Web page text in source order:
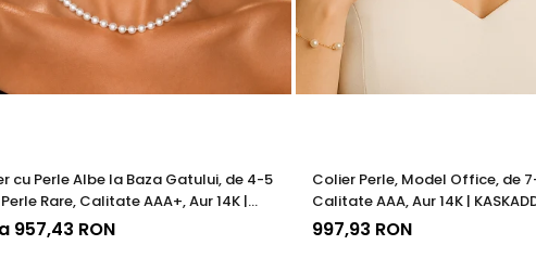
cu Perle Albe la Baza Gatului, de 4-5
Rare, Calitate AAA+, Aur 14K |
957,43 RON
Colier Perle, Model Office, de
Calitate AAA, Aur 14K |
997,93 RON